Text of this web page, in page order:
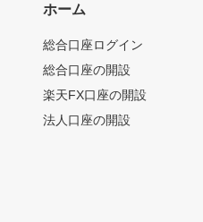
ホーム
総合口座ログイン
総合口座の開設
楽天FX口座の開設
法人口座の開設